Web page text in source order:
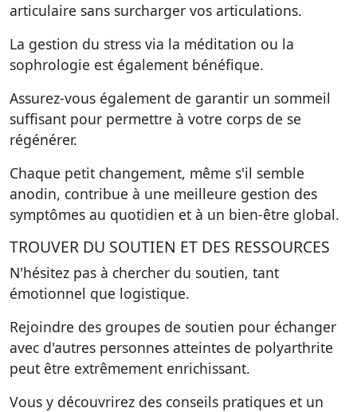
articulaire sans surcharger vos articulations.
La gestion du stress via la méditation ou la
sophrologie est également bénéfique.
Assurez-vous également de garantir un sommeil
suffisant pour permettre à votre corps de se
régénérer.
Chaque petit changement, même s'il semble
anodin, contribue à une meilleure gestion des
symptômes au quotidien et à un bien-être global.
TROUVER DU SOUTIEN ET DES RESSOURCES
N'hésitez pas à chercher du soutien, tant
émotionnel que logistique.
Rejoindre des groupes de soutien pour échanger
avec d'autres personnes atteintes de polyarthrite
peut être extrêmement enrichissant.
Vous y découvrirez des conseils pratiques et un